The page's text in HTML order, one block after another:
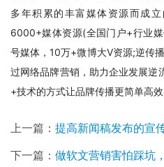
多年积累的丰富媒体资源而成
6000+媒体资源(全国门户+行业
号媒体，10万+微博大V资源;逆传
过网络品牌营销，助力企业发展逆
+技术的方式让品牌传播更简单高
上一篇： 提高新闻稿发布的宣
下一篇： 做软文营销害怕踩坑